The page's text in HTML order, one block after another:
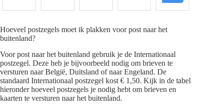
Hoeveel postzegels moet ik plakken voor post naar het
buitenland?
Voor post naar het buitenland gebruik je de Internationaal
postzegel. Deze heb je bijvoorbeeld nodig om brieven te
versturen naar België, Duitsland of naar Engeland. De
standaard Internationaal postzegel kost € 1,50. Kijk in de tabel
hieronder hoeveel postzegels je nodig hebt om brieven en
kaarten te versturen naar het buitenland.